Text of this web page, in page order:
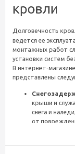
кровли
Долговечность
ведется ее
монтажных работ
установки систем
В интернет-магазине
представлены
крыши и
снега и
от